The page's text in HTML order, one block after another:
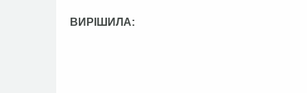
ВИРІШИЛА: